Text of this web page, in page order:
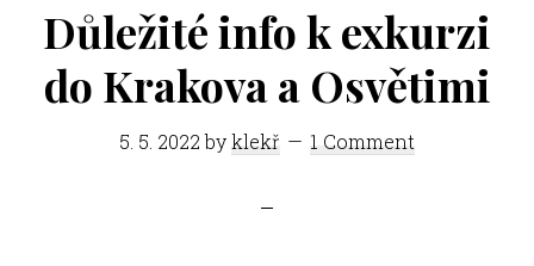
Litoměřice
Důležité info k exkurzi
do Krakova a Osvětimi
5. 5. 2022byklekř 1 Comment